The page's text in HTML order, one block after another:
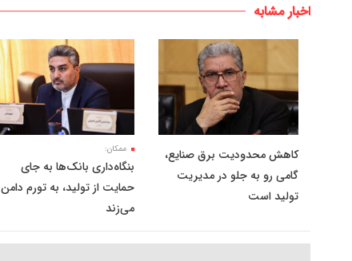
اخبار مشابه
کاهش محدودیت برق صنایع،
گامی رو به جلو در مدیریت
تولید است
ممکان:
بنگاه‌داری بانک‌ها به جای
حمایت از تولید، به تورم دامن
می‌زند